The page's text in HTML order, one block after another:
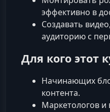
эффективно в
Создавать
аудиторию с
Для кого этот
Начинающих
контента.
Маркетологов и